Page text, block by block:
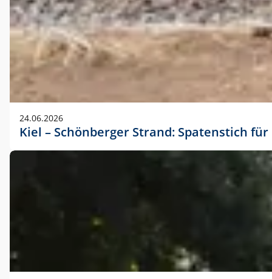
24.06.2026
Kiel – Schönberger Strand: Spatenstich